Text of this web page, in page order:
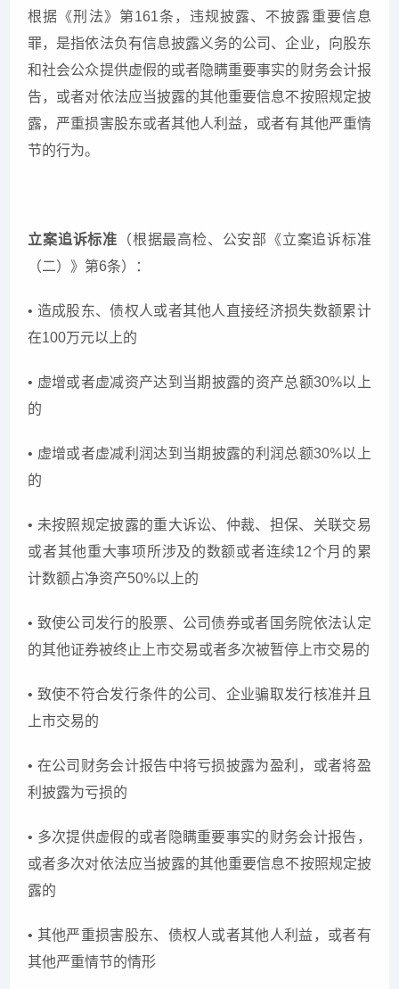
根据《刑法》第161条，违规披露、不披露重要信息
罪，是指依法负有信息披露义务的公司、企业，向股东
和社会公众提供虚假的或者隐瞒重要事实的财务会计报
告，或者对依法应当披露的其他重要信息不按照规定披
露，严重损害股东或者其他人利益，或者有其他严重情
节的行为。
立案追诉标准 （根据最高检、公安部《立案追诉标准
（二）》第6条）：
• 造成股东、债权人或者其他人直接经济损失数额累计
在100万元以上的
• 虚增或者虚减资产达到当期披露的资产总额30%以上
的
• 虚增或者虚减利润达到当期披露的利润总额30%以上
的
• 未按照规定披露的重大诉讼、仲裁、担保、关联交易
或者其他重大事项所涉及的数额或者连续12个月的累
计数额占净资产50%以上的
• 致使公司发行的股票、公司债券或者国务院依法认定
的其他证券被终止上市交易或者多次被暂停上市交易的
• 致使不符合发行条件的公司、企业骗取发行核准并且
上市交易的
• 在公司财务会计报告中将亏损披露为盈利，或者将盈
利披露为亏损的
• 多次提供虚假的或者隐瞒重要事实的财务会计报告，
或者多次对依法应当披露的其他重要信息不按照规定披
露的
• 其他严重损害股东、债权人或者其他人利益，或者有
其他严重情节的情形